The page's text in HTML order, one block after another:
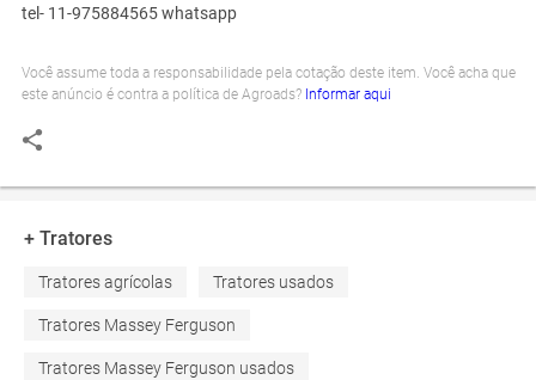
tel- 11-975884565 whatsapp
Você assume toda a responsabilidade pela cotação deste item. Você acha que
este anúncio é contra a política de Agroads? Informar aqui
+ Tratores
Tratores agrícolas Tratores usados
Tratores Massey Ferguson
Tratores Massey Ferguson usados